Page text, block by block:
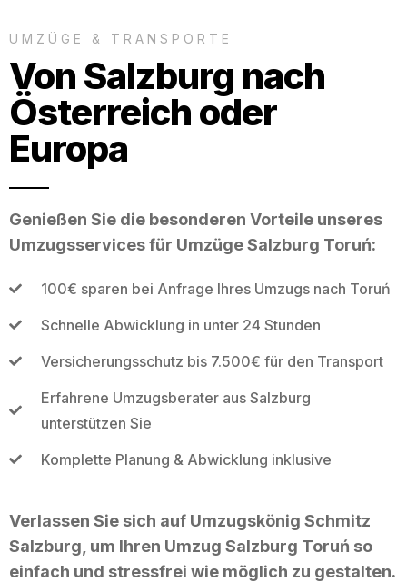
UMZÜGE & TRANSPORTE
Von Salzburg nach
Österreich oder
Europa
Genießen Sie die besonderen Vorteile unseres
Umzugsservices für Umzüge Salzburg Toruń:
100€ sparen bei Anfrage Ihres Umzugs nach Toruń
Schnelle Abwicklung in unter 24 Stunden
Versicherungsschutz bis 7.500€ für den Transport
Erfahrene Umzugsberater aus Salzburg
unterstützen Sie
Komplette Planung & Abwicklung inklusive
Verlassen Sie sich auf Umzugskönig Schmitz
Salzburg, um Ihren Umzug Salzburg Toruń so
einfach und stressfrei wie möglich zu gestalten.